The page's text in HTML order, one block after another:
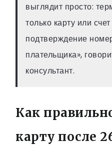
выглядит просто:
только карту или
подтверждение
плательщика»,
консультант.
Как
карту после